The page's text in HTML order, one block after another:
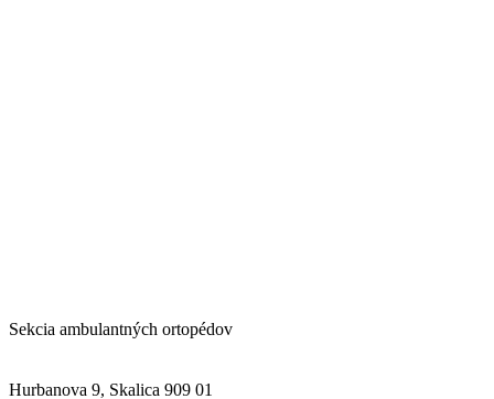
Sekcia ambulantných ortopédov
Hurbanova 9, Skalica 909 01